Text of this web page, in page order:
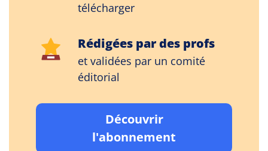
télécharger
Rédigées par des profs
et validées par un comité
éditorial
Découvrir
l'abonnement